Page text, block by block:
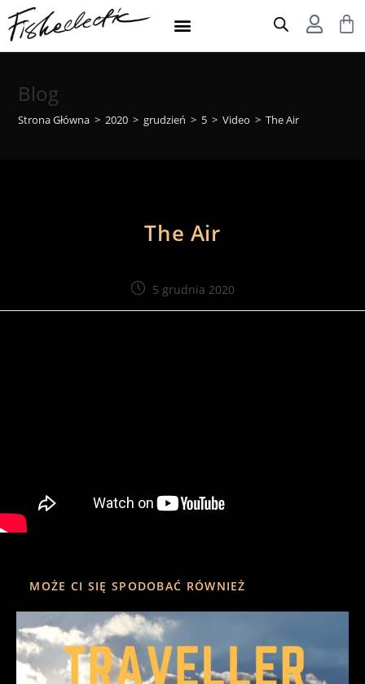
Blog
Strona Główna > 2020 > grudzień > 5 > Video > The Air
The Air
5 grudnia 2020
MOŻE CI SIĘ SPODOBAĆ RÓWNIEŻ